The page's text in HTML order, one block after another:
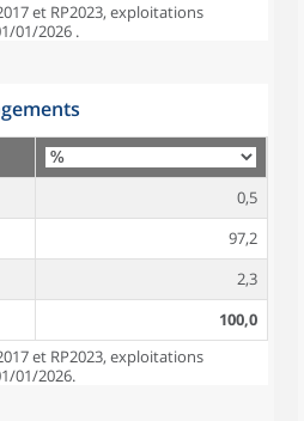
et RP2023, exploitations
01/2026 .
0,5
97,2
2,3
100,0
et RP2023, exploitations
01/2026.